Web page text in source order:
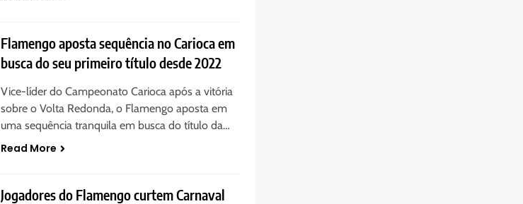
Flamengo aposta sequência no Carioca em
busca do seu primeiro título desde 2022
Vice-líder do Campeonato Carioca após a vitória
sobre o Volta Redonda, o Flamengo aposta em
uma sequência tranquila em busca do título da…
Read More
Jogadores do Flamengo curtem Carnaval